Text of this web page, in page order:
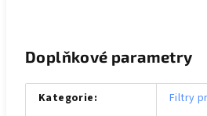
Doplňkové parametry
Kategorie:
Filtry